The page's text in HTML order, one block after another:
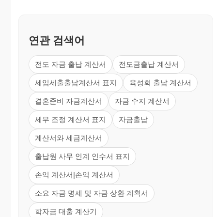
연관 검색어
전도 자금 출납 계산서 전도금출납 계산서
세입세출출납계산서 표지 육성회 출납 계산서
결혼준비 자금계산서 자금 수지 계산서
세무 조정 계산서 표지 자금출납
계산서와 세금계산서
출납원 사무 인계 인수서 표지
손익 계산서|손익 계산서
소요 자금 명세 및 자금 상환 계획서
학자금 대출 계산기